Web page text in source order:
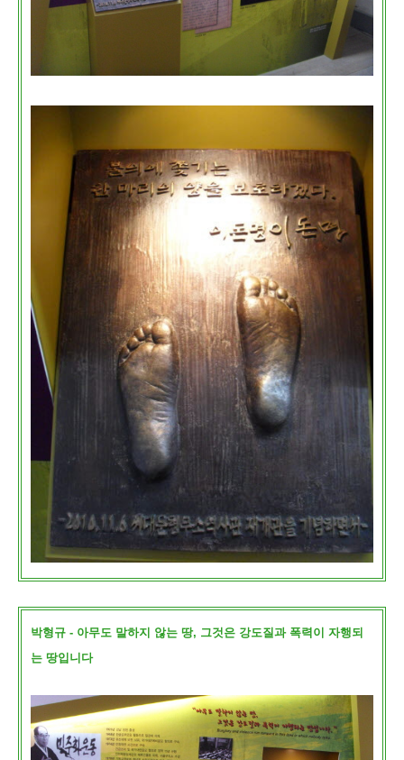
박형규 - 아무도 말하지 않는 땅, 그것은 강도질과 폭력이 자행되
는 땅입니다